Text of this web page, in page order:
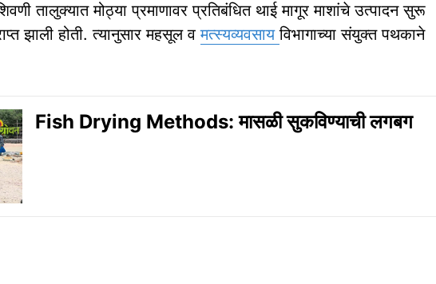
तालुक्यात मोठ्या प्रमाणावर प्रतिबंधित थाई मागूर माशांचे उत्पादन सुरू
झाली होती. त्यानुसार महसूल वमत्स्यव्यवसायविभागाच्या संयुक्त पथकाने
Fish Drying Methods: मासळी सुकविण्याची लगबग